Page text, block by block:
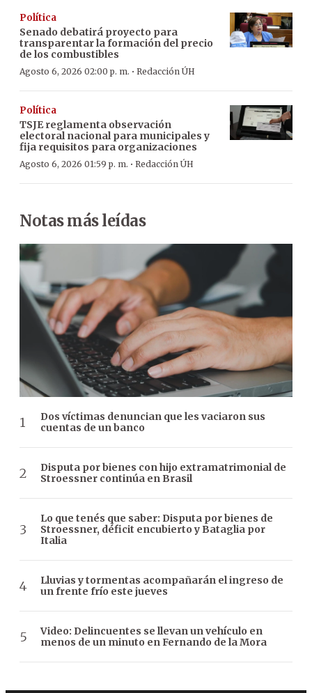
Política
Senado debatirá proyecto para
transparentar la formación del precio
de los combustibles
Agosto 6, 2026 02:00 p. m. · Redacción ÚH
Política
TSJE reglamenta observación
electoral nacional para municipales y
fija requisitos para organizaciones
Agosto 6, 2026 01:59 p. m. · Redacción ÚH
Notas más leídas
Dos víctimas denuncian que les vaciaron sus
cuentas de un banco
Disputa por bienes con hijo extramatrimonial de
Stroessner continúa en Brasil
Lo que tenés que saber: Disputa por bienes de
Stroessner, déficit encubierto y Bataglia por
Italia
Lluvias y tormentas acompañarán el ingreso de
un frente frío este jueves
Video: Delincuentes se llevan un vehículo en
menos de un minuto en Fernando de la Mora